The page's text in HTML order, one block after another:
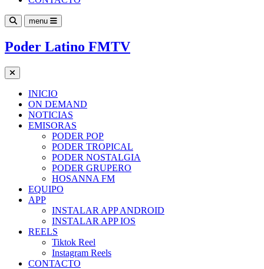
menu
Poder Latino FMTV
INICIO
ON DEMAND
NOTICIAS
EMISORAS
PODER POP
PODER TROPICAL
PODER NOSTALGIA
PODER GRUPERO
HOSANNA FM
EQUIPO
APP
INSTALAR APP ANDROID
INSTALAR APP IOS
REELS
Tiktok Reel
Instagram Reels
CONTACTO